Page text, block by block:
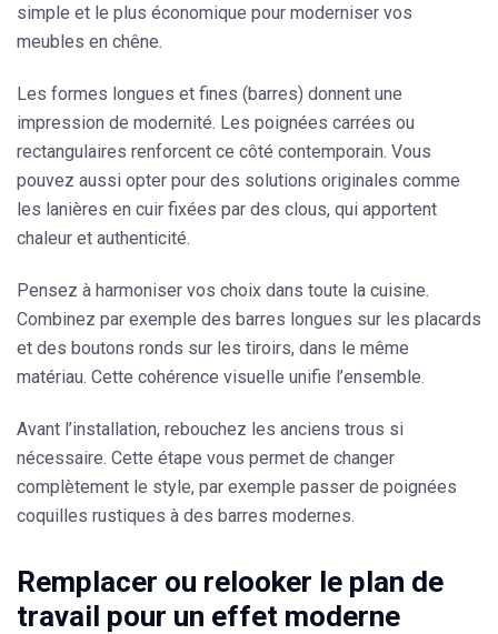
simple et le plus économique pour moderniser vos
meubles en chêne.
Les formes longues et fines (barres) donnent une
impression de modernité. Les poignées carrées ou
rectangulaires renforcent ce côté contemporain. Vous
pouvez aussi opter pour des solutions originales comme
les lanières en cuir fixées par des clous, qui apportent
chaleur et authenticité.
Pensez à harmoniser vos choix dans toute la cuisine.
Combinez par exemple des barres longues sur les placards
et des boutons ronds sur les tiroirs, dans le même
matériau. Cette cohérence visuelle unifie l’ensemble.
Avant l’installation, rebouchez les anciens trous si
nécessaire. Cette étape vous permet de changer
complètement le style, par exemple passer de poignées
coquilles rustiques à des barres modernes.
Remplacer ou relooker le plan de
travail pour un effet moderne